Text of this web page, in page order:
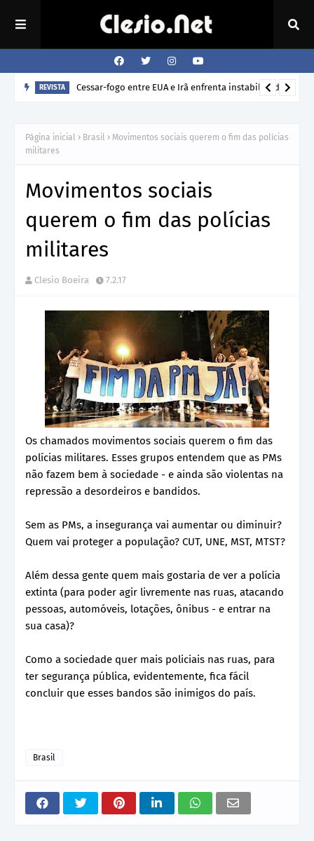
REVISTA Cessar-fogo entre EUA e Irã enfrenta instabilidade
Página inicial Brasil
Movimentos sociais querem o fim das polícias
militares
Movimentos sociais
querem o fim das polícias
militares
Clesio Boeira 7.2.17
Os chamados movimentos sociais querem o fim das
polícias militares. Esses grupos entendem que as PMs
não fazem bem à sociedade - e ainda são violentas na
repressão a desordeiros e bandidos.
Sem as PMs, a insegurança vai aumentar ou diminuir?
Quem vai proteger a população? CUT, UNE, MST, MTST?
Além dessa gente quem mais gostaria de ver a polícia
extinta (para poder agir livremente nas ruas, atacando
pessoas, automóveis, lotações, ônibus - e entrar na
sua casa)?
Como a sociedade quer mais policiais nas ruas, para
ter segurança pública, evidentemente, fica fácil
concluir que esses bandos são inimigos do país.
Brasil